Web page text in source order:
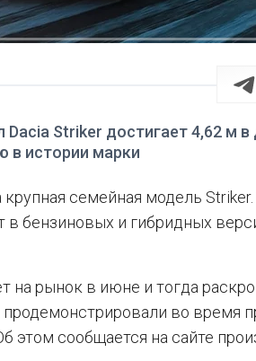
Striker достигает 4,62 м в
истории марки
крупная семейная модель
бензиновых и гибридных
на рынок в июне и тогда
во время
этом сообщается на сайте